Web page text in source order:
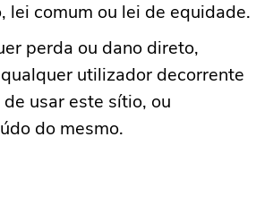
comum ou lei de equidade.
perda ou dano direto,
utilizador decorrente
usar este sítio, ou
do mesmo.